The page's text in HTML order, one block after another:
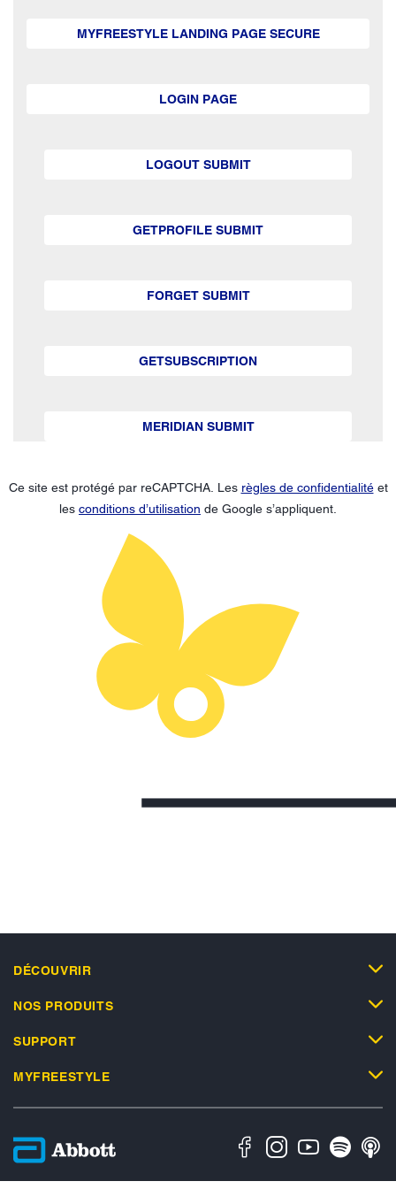
MYFREESTYLE LANDING PAGE SECURE
LOGIN PAGE
LOGOUT SUBMIT
GETPROFILE SUBMIT
FORGET SUBMIT
GETSUBSCRIPTION
MERIDIAN SUBMIT
Ce site est protégé par reCAPTCHA. Les règles de confidentialitéet
les conditions d’utilisation de Google s’appliquent.
DÉCOUVRIR
NOS PRODUITS
SUPPORT
MYFREESTYLE